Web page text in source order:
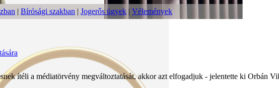
| Bírósági szakban | Jogerős ügyek | Vélemények
ítéli a médiatörvény megváltoztatását, akkor azt elfogadjuk - jelentette ki Orbán